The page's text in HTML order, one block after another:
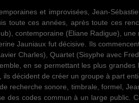
et improvisées, Jean-
toute ces années, après toute ces
contemporaine (Eliane Radigue),
Jauniaux fut décisive. Ils
Charles), Quartet (Sisyphe avec
en se permettant les plus
ils décident de créer un groupe à part
recherche sonore, timbrale, formel,
des codes commun à un large public.